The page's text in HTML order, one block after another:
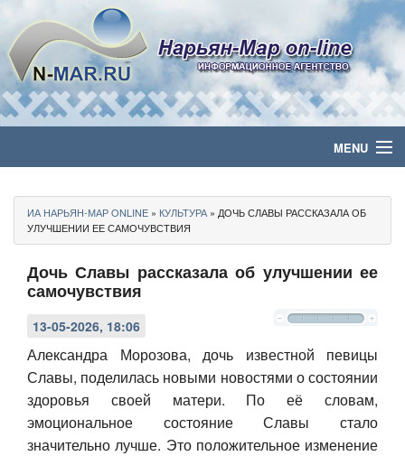
MENU
Политика
Бизнес
Культура
Медиа
ИА НАРЬЯН-МАР ONLINE » КУЛЬТУРА » ДОЧЬ СЛАВЫ РАССКАЗАЛА ОБ
УЛУЧШЕНИИ ЕЕ САМОЧУВСТВИЯ
Дочь Славы рассказала об улучшении ее
самочувствия
13-05-2026, 18:06
Александра Морозова, дочь известной певицы
Славы, поделилась новыми новостями о состоянии
здоровья своей матери. По её словам,
эмоциональное состояние Славы стало
значительно лучше. Это положительное изменение